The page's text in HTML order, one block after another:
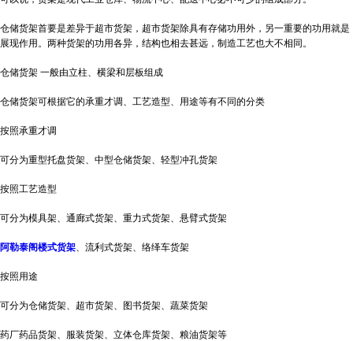
仓储货架首要是差异于超市货架，超市货架除具有存储功用外，另一重要的功用就是
展现作用。两种货架的功用各异，结构也相去甚远，制造工艺也大不相同。
仓储货架 一般由立柱、横梁和层板组成
仓储货架可根据它的承重才调、工艺造型、用途等有不同的分类
按照承重才调
可分为重型托盘货架、中型仓储货架、轻型冲孔货架
按照工艺造型
可分为模具架、通廊式货架、重力式货架、悬臂式货架
阿勒泰阁楼式货架、流利式货架、络绎车货架
按照用途
可分为仓储货架、超市货架、图书货架、蔬菜货架
药厂药品货架、服装货架、立体仓库货架、粮油货架等